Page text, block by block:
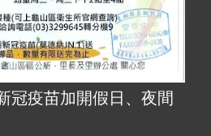
冠疫苗加開假日、夜間